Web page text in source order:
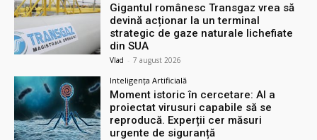
Gigantul românesc Transgaz vrea să
devină acționar la un terminal
strategic de gaze naturale lichefiate
din SUA
Vlad - 7 august 2026
Inteligența Artificială
Moment istoric în cercetare: AI a
proiectat virusuri capabile să se
reproducă. Experții cer măsuri
urgente de siguranță